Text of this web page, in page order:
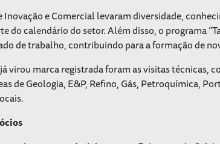
Inovação e Comercial levaram diversidade,
do calendário do setor. Além disso, o programa
de trabalho, contribuindo para a formação de
virou marca registrada foram as visitas técnicas,
de Geologia, E&P, Refino, Gás, Petroquímica,